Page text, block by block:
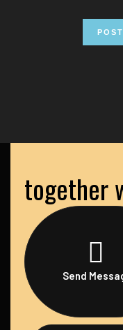
together
Send